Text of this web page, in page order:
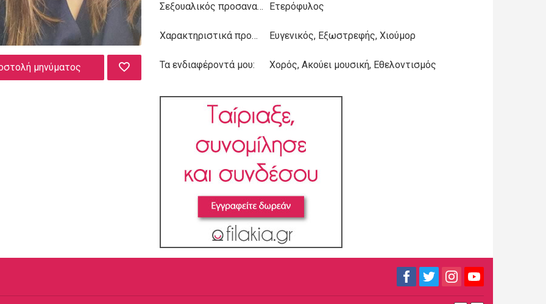
μηνύματος
Σεξουαλικός προσανατολισμός: Ετερόφυλος
Χαρακτηριστικά προσωπικότητας: Ευγενικός, Εξωστρεφής, Χιούμορ
Τα ενδιαφέροντά μου: Χορός, Ακούει μουσική, Εθελοντισμός